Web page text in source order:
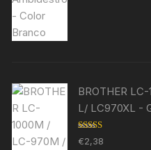
BROTHER
L/ LC970XL -
Avaliação
5.00de 5
€2,38